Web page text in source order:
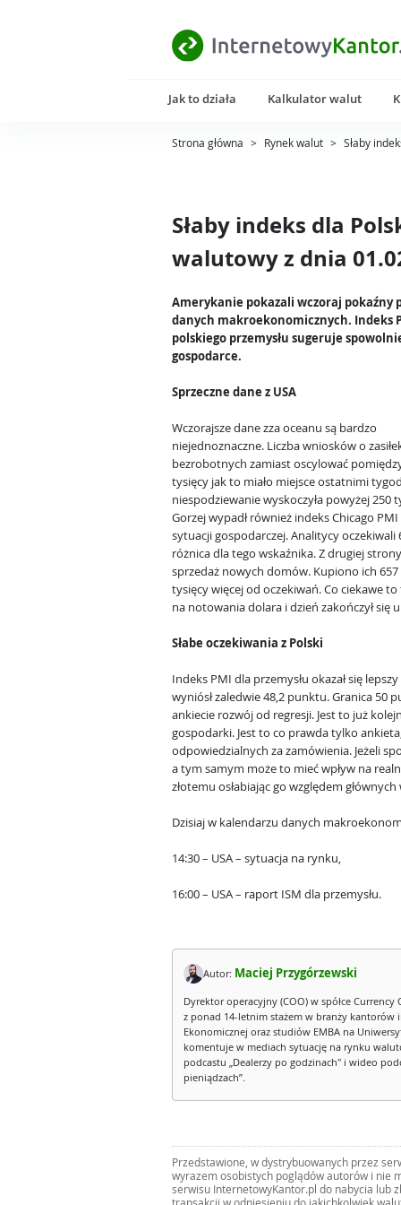
Jak to działa Kalkulator walut
Strona główna > Rynek walut > Słaby
Słaby indeks dla
walutowy z dnia
Amerykanie pokazali wczoraj pokaźny
danych makroekonomicznych. Indeks
polskiego przemysłu sugeruje
gospodarce.
Sprzeczne dane z USA
Wczorajsze dane zza oceanu są bardzo
niejednoznaczne. Liczba wniosków o
bezrobotnych zamiast oscylować
tysięcy jak to miało miejsce ostatnimi
niespodziewanie wyskoczyła powyżej 250
Gorzej wypadł również indeks Chicago
sytuacji gospodarczej. Analitycy
różnica dla tego wskaźnika. Z drugiej
sprzedaż nowych domów. Kupiono ich
tysięcy więcej od oczekiwań. Co ciekawe
na notowania dolara i dzień zakończył
Słabe oczekiwania z Polski
Indeks PMI dla przemysłu okazał się
wyniósł zaledwie 48,2 punktu. Granica 50
ankiecie rozwój od regresji. Jest to już
gospodarki. Jest to co prawda tylko
odpowiedzialnych za zamówienia. Jeżeli
a tym samym może to mieć wpływ na
złotemu osłabiając go względem
Dzisiaj w kalendarzu danych
14:30 – USA – sytuacja na rynku,
16:00 – USA – raport ISM dla przemysłu.
Autor: Maciej Przygórzewski
Dyrektor operacyjny (COO) w spółce
z ponad 14-letnim stażem w branży
Ekonomicznej oraz studiów EMBA na
komentuje w mediach sytuację na rynku
podcastu „Dealerzy po godzinach" i wideo
pieniądzach”.
Przedstawione, w dystrybuowanych przez
wyrazem osobistych poglądów autorów i nie
serwisu InternetowyKantor.pl do nabycia lub